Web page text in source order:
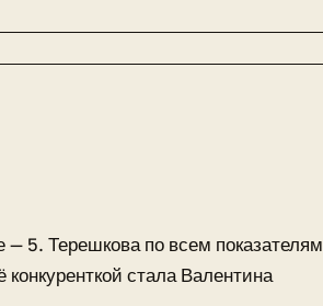
5. Терешкова по всем показателям
стала Валентина